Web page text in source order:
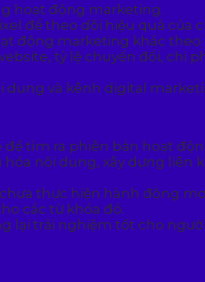
hoạt động marketing.
để theo dõi hiệu quả của
động marketing khác theo
tỷ lệ chuyển đổi, chi
và kênh digital
tìm ra phiên bản hoạt
nội dung, xây dựng liên
thực hiện hành động
các từ khóa đó.
lại trải nghiệm tốt cho